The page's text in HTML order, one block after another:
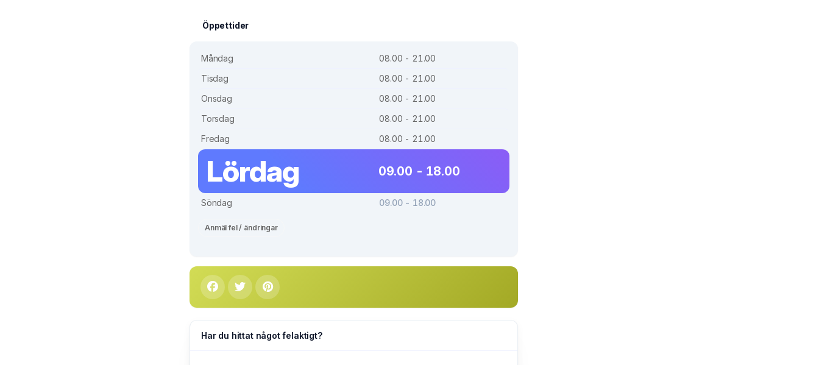
Öppettider
Måndag
08.00 - 21.00
Tisdag
08.00 - 21.00
Onsdag
08.00 - 21.00
Torsdag
08.00 - 21.00
Fredag
08.00 - 21.00
Lördag 09.00 - 18.00
Söndag 09.00 - 18.00
Anmäl fel / ändringar
Har du hittat något felaktigt?